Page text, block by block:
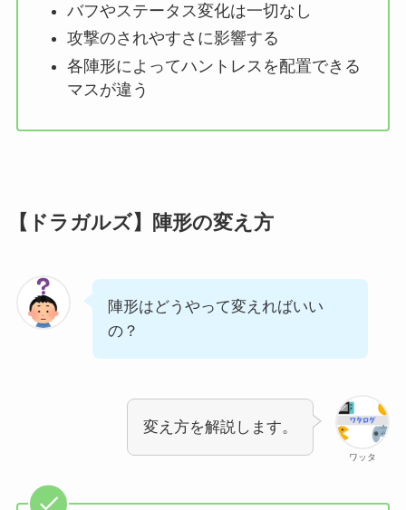
バフやステータス変化は一切なし
攻撃のされやすさに影響する
各陣形によってハントレスを配置できる
マスが違う
【ドラガルズ】陣形の変え方
陣形はどうやって変えればいい
の？
ワッタ
変え方を解説します。